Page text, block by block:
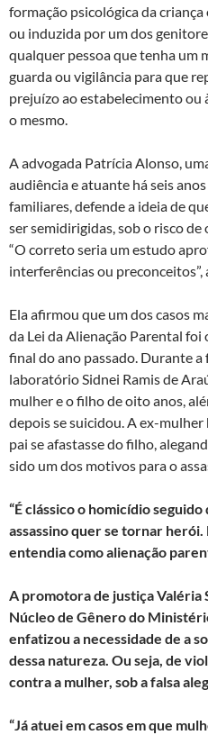
formação psicológica da
ou induzida por um dos
qualquer pessoa que tenha um
guarda ou vigilância para que
prejuízo ao estabelecimento ou
o mesmo.
A advogada Patrícia Alonso,
audiência e atuante há seis
familiares, defende a ideia de
ser semidirigidas, sob o risco
“O correto seria um estudo
interferências ou preconceitos”,
Ela afirmou que um dos casos
da Lei da Alienação Parental
final do ano passado. Durante
laboratório Sidnei Ramis de
mulher e o filho de oito anos,
depois se suicidou. A ex-
pai se afastasse do filho,
sido um dos motivos para o
“É clássico o homicídio
assassino quer se tornar
entendia como alienação
A promotora de justiça Valéria
Núcleo de Gênero do
enfatizou a necessidade de a
dessa natureza. Ou seja, de
contra a mulher, sob a falsa
“Já atuei em casos em que